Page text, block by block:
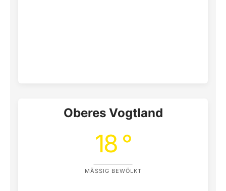
Oberes Vogtland
18 °
MÄSSIG BEWÖLKT